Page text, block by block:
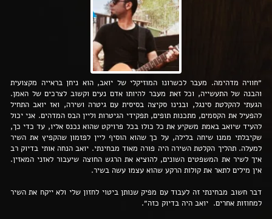
״חוויה מדהימה. מעבר לכשרונו המוזיקלי של יואב, הוא ניחן בראייה מקצועית
והבנה של התעשייה, וכל זאת מעבר להיותו אדם נעים וקשוב לצרכים של האמן.
הגעתי להקלטת סינגל, ובנינו סקיצה בסיסית עם גיטרה ושירה, ואז יואב התחיל
להפעיל את הקסמים, מתכנות תופים, תפקידי הגיטרות וליין הבס המדהים. אני יכול
להעיד שיואב באמת משקיע את כל כולו בכל פרויקט שהוא נכנס אליו, עד כדי כך,
שקיבלתי ממנו שיחה בלילה, על כך שהוא הוסיף ליין לפזמון שהקפיץ את השיר
למעלה. תהליך הקלטת השירה היה פורה מאוד מבחינתי. יואב הנחה אותי בדיוק רב
איך לשיר את המשפטים השונים, להוציא את הרגש החוצה שיעבור לאזני המאזין.
אין מילים לתאר את קולות הרקע שהוא עצמו עשה בשיר.
דבר חשוב מבחינתי זה לעבוד עם מפיק שנותן ביטוי לחזון שלי ולא ייקח את השיר
למחוזות אחרים. יואב היה בדיוק כזה״.